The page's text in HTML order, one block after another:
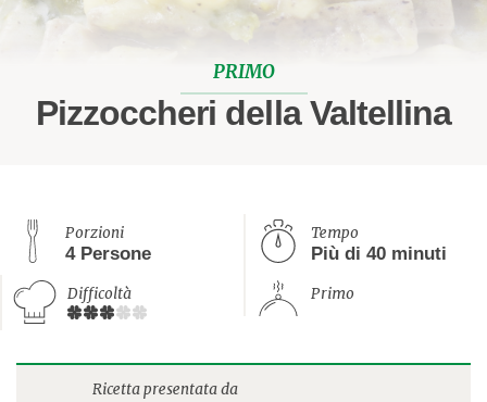
PRIMO
Pizzoccheri della Valtellina
Porzioni
4 Persone
Tempo
Più di 40 minuti
Difficoltà Primo
Ricetta presentata da